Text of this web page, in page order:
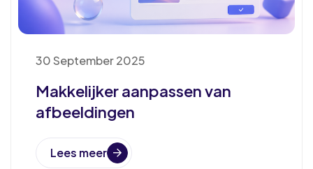
30 September 2025
Makkelijker aanpassen van
afbeeldingen
Lees meer